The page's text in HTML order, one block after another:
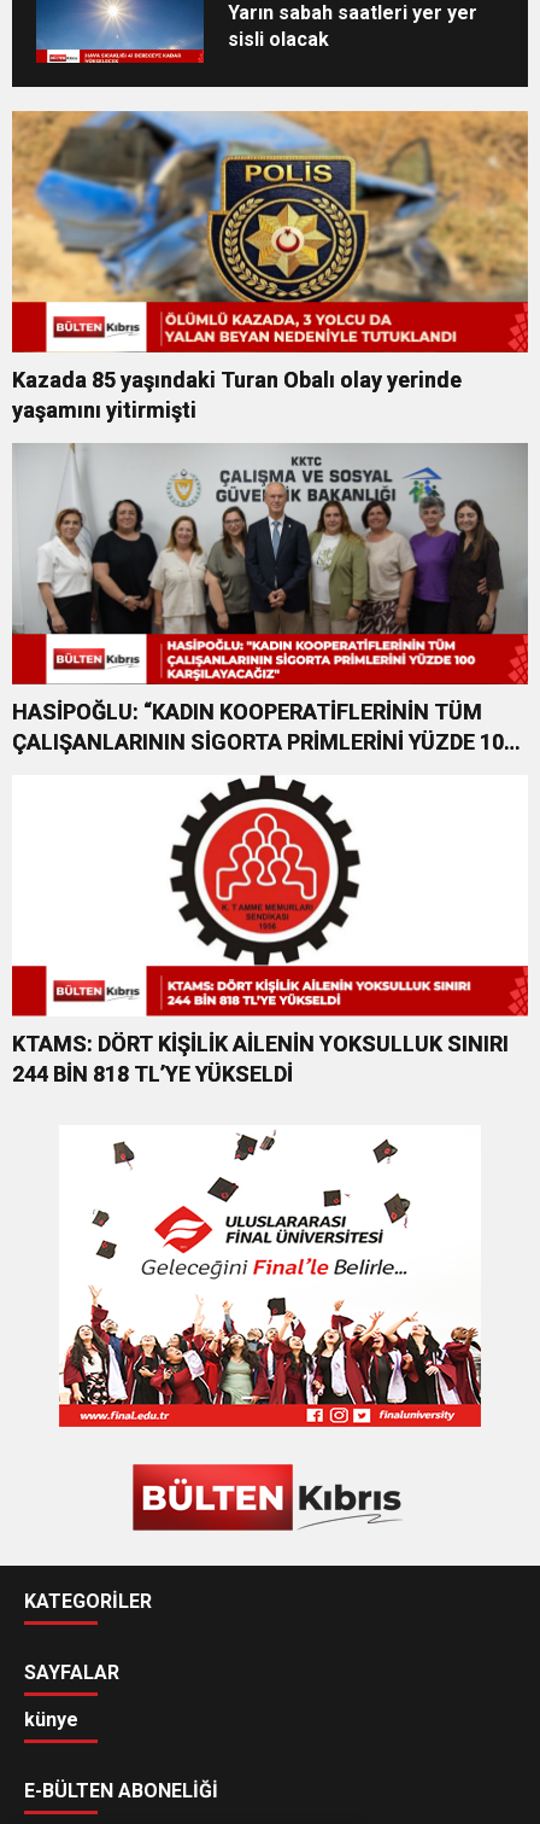
Yarın sabah saatleri yer yer
sisli olacak
Kazada 85 yaşındaki Turan Obalı olay yerinde
yaşamını yitirmişti
HASİPOĞLU: “KADIN KOOPERATİFLERİNİN TÜM
ÇALIŞANLARININ SİGORTA PRİMLERİNİ YÜZDE 100
KTAMS: DÖRT KİŞİLİK AİLENİN YOKSULLUK SINIRI
244 BİN 818 TL’YE YÜKSELDİ
KATEGORİLER
SAYFALAR
künye
E-BÜLTEN ABONELİĞİ